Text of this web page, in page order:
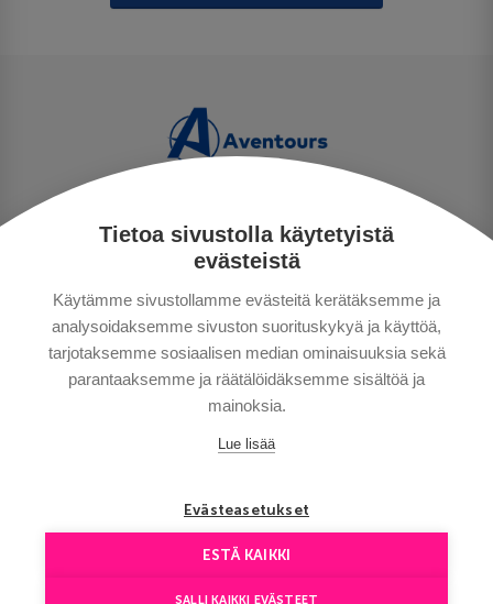
Tietoa sivustolla käytetyistä
evästeistä
Käytämme sivustollamme evästeitä kerätäksemme ja
analysoidaksemme sivuston suorituskykyä ja käyttöä,
tarjotaksemme sosiaalisen median ominaisuuksia sekä
parantaaksemme ja räätälöidäksemme sisältöä ja
mainoksia.
Lue lisää
Evästeasetukset
ESTÄ KAIKKI
SALLI KAIKKI EVÄSTEET
PERSONUPPGIFTSPOLICY
BETALNINGSVILLKOR
RESEVILLKOR
BRA ATT VETA
KONTAKTA OSS
Copyright © Aventours 2026